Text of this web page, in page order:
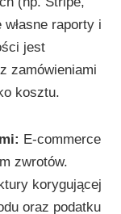
raporty i
jest
zamówieniami
kosztu.
E-commerce
zwrotów.
korygującej
oraz podatku